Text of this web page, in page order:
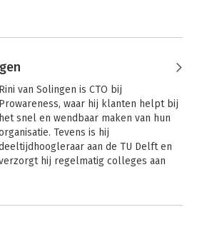
Rini van Solingen is CTO bij
Prowareness, waar hij klanten helpt bij
het snel en wendbaar maken van hun
Tevens is hij
aan de TU Delft en
hij regelmatig colleges aan
TU Delft en is gepromoveerd in de
door Rini van